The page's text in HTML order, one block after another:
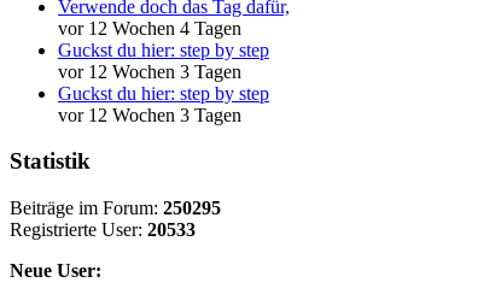
Verwende doch das Tag dafür,
vor 12 Wochen 4 Tagen
Guckst du hier: step by step
vor 12 Wochen 3 Tagen
Guckst du hier: step by step
vor 12 Wochen 3 Tagen
Statistik
Beiträge im Forum: 250295
Registrierte User: 20533
Neue User: